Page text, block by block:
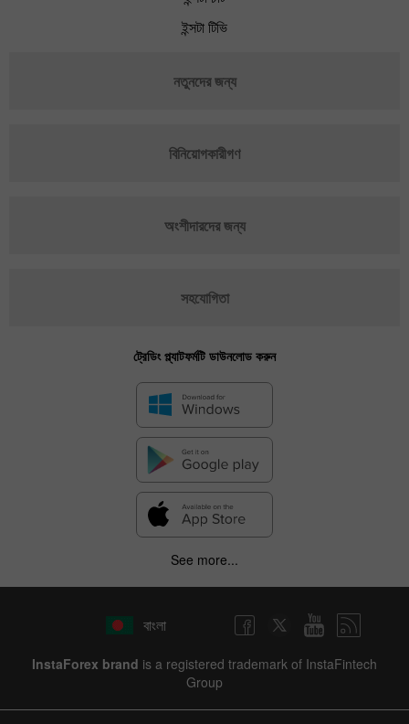
ইন্সটা টিভি
নতুনদের জন্য
বিনিয়োগকারীগণ
অংশীদারদের জন্য
সহযোগিতা
ট্রেডিং প্ল্যাটফর্মটি ডাউনলোড করুন
See more...
বাংলা
InstaForex brand is a registered trademark of InstaFintech
Group